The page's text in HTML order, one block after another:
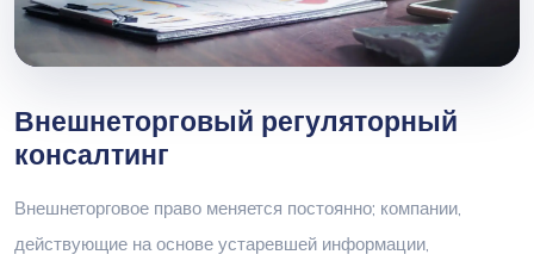
Внешнеторговый регуляторный
консалтинг
Внешнеторговое право меняется постоянно; компании,
действующие на основе устаревшей информации,